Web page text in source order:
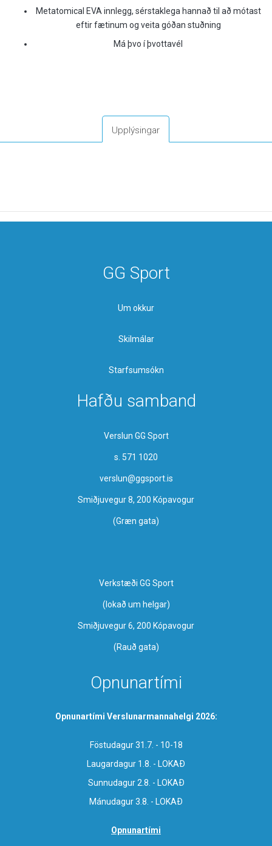
Metatomical EVA innlegg, sérstaklega hannað til að mótast
eftir fætinum og veita góðan stuðning
Má þvo í þvottavél
Upplýsingar
GG Sport
Um okkur
Skilmálar
Starfsumsókn
Hafðu samband
Verslun GG Sport
s. 571 1020
verslun@ggsport.is
Smiðjuvegur 8, 200 Kópavogur
(Græn gata)
Verkstæði GG Sport
​(lokað um helgar)
Smiðjuvegur 6, 200 Kópavogur
(Rauð gata)
Opnunartími
Opnunartími Verslunarmannahelgi 2026:
Föstudagur 31.7. - 10-18
Laugardagur 1.8. - LOKAÐ
Sunnudagur 2.8. - LOKAÐ
Mánudagur 3.8. - LOKAÐ
Opnunartími